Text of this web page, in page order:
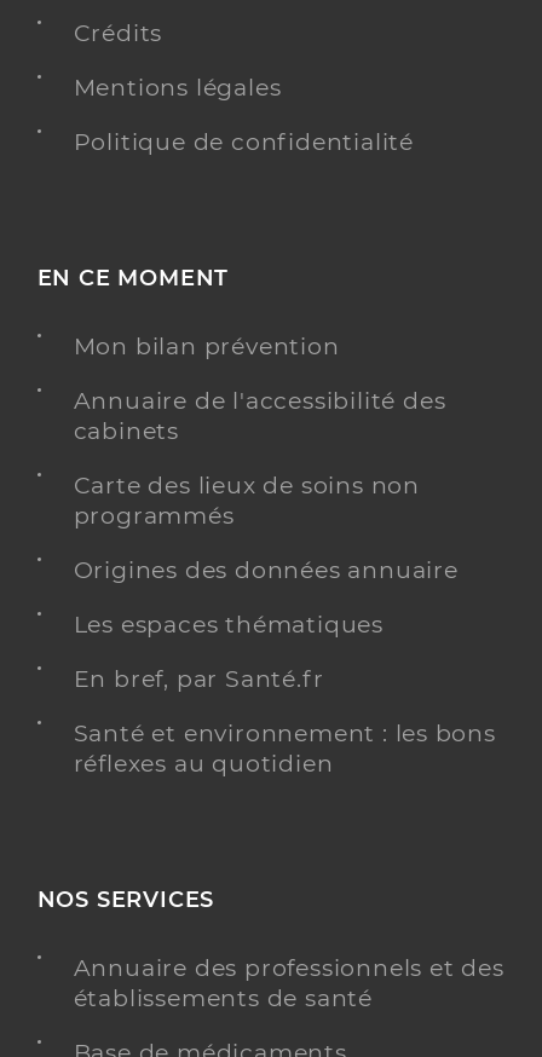
Crédits
Mentions légales
Politique de confidentialité
EN CE MOMENT
Mon bilan prévention
Annuaire de l'accessibilité des
cabinets
Carte des lieux de soins non
programmés
Origines des données annuaire
Les espaces thématiques
En bref, par Santé.fr
Santé et environnement : les bons
réflexes au quotidien
NOS SERVICES
Annuaire des professionnels et des
établissements de santé